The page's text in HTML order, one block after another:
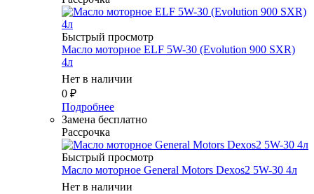
Быстрый просмотр
Масло мотоpное ELF 5W-30 (Evolution 900 SXR)
4л
Нет в наличии
0 ₽
Подробнее
Замена бесплатно
Рассрочка
Быстрый просмотр
Масло мотоpное General Motors Dexos2 5W-30 4л
Нет в наличии